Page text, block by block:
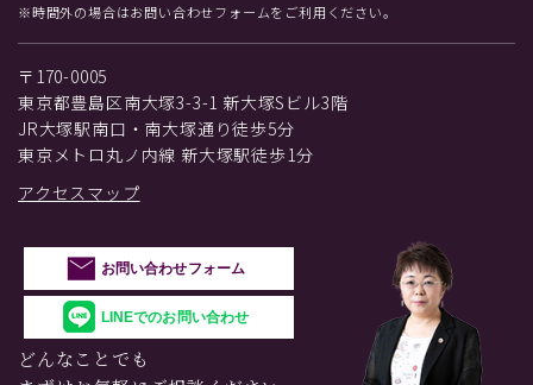
※時間外の場合はお問い合わせフォームをご利用ください。
〒170-0005
東京都豊島区南大塚3-3-1 新大塚Sビル3階
JR大塚駅南口・南大塚通り徒歩5分
東京メトロ丸ノ内線 新大塚駅徒歩1分
アクセスマップ
お問い合わせフォーム
LINEでのお問い合わせ
どんなことでも